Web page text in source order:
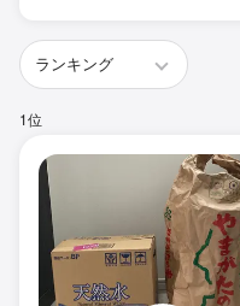
1位